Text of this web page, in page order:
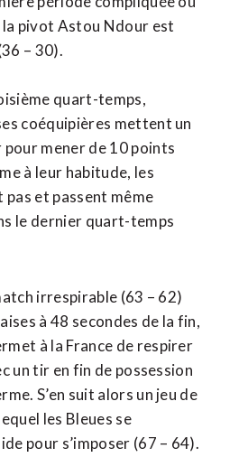
la pivot Astou Ndour est
– 30).
quart-temps,
coéquipières mettent un
pour mener de 10 points
à leur habitude, les
pas et passent même
le dernier quart-temps
irrespirable (63 – 62)
à 48 secondes de la fin,
à la France de respirer
un tir en fin de possession
S’en suit alors un jeu de
les Bleues se
pour s’imposer (67 – 64).